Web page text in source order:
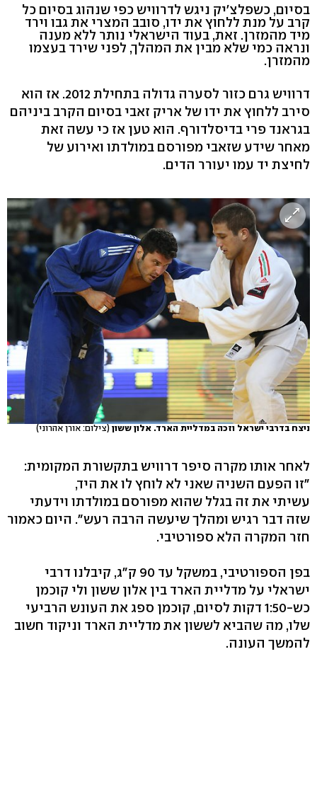
בסיום, כשפלצ'יק ניגש לדרוויש כפי שנהוג בסיום כל
קרב על מנת ללחוץ את ידו, סובב המצרי את גבו וירד
מיד מהמזרן. זאת, בעוד הישראלי נותר ללא מענה
ונראה כמי שלא מבין את המהלך, לפני שירד בעצמו
מהמזרן.
דרוויש גרם כזור לסערה גדולה בתחילת 2012. אז הוא
סירב ללחוץ את ידו של אריק זאבי בסיום הקרב ביניהם
בגראנד פרי בדיסלדורף. הוא טען אז כי עשה זאת
מאחר שידע שזאבי מפורסם במולדתו ואירוע של
לחיצת יד עמו יעורר הדים.
ניצח בדרבי ישראל וזכה במדליית הארד. אלון ששון(צילום: אורן אהרוני)
לאחר אותו מקרה סיפר דרוויש בתקשורת המקומית:
"זו הפעם השניה שאני לא לוחץ לו את היד,
עשיתי את זה בגלל שהוא מפורסם במולדתו וידעתי
שזה דבר רגיש ומהלך שיעשה הרבה רעש". היום כאמור
חזר המקרה הלא ספורטיבי.
בפן הספורטיבי, במשקל עד 90 ק"ג, קיבלנו דרבי
ישראלי על מדליית הארד בין אלון ששון ולי קוכמן
כש-1:50 דקות לסיום, קוכמן ספג את העונש הרביעי
שלו, מה שהביא לששון את מדליית הארד וניקוד חשוב
להמשך העונה.